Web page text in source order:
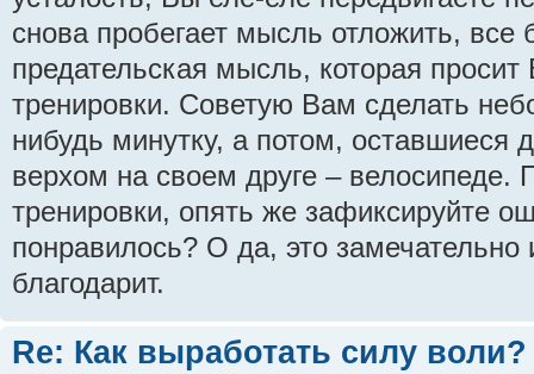
снова пробегает мысль отложить, все
предательская мысль, которая просит
тренировки. Советую Вам сделать
нибудь минутку, а потом, оставшиеся
верхом на своем друге –
тренировки, опять же зафиксируйте
понравилось? О да, это
благодарит.
Re: Как выработать силу воли?